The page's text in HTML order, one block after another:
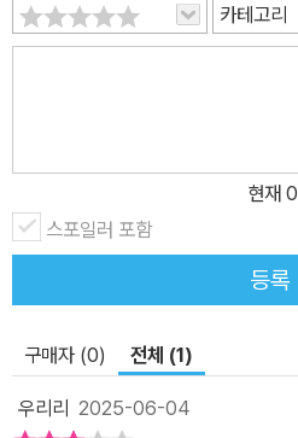
카테고리
현재 0
스포일러 포함
등록
구매자 (0) 전체 (1)
우리리 2025-06-04